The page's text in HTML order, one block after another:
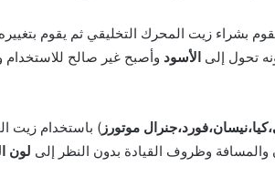
بشراء زيت المحرك التخليقي ثم يقوم
تحول إلى الأسود وأصبح غير صالح للاستخدام
موتورز ) باستخدام زيت
وظروف القيادة بدون النظر إلى لون